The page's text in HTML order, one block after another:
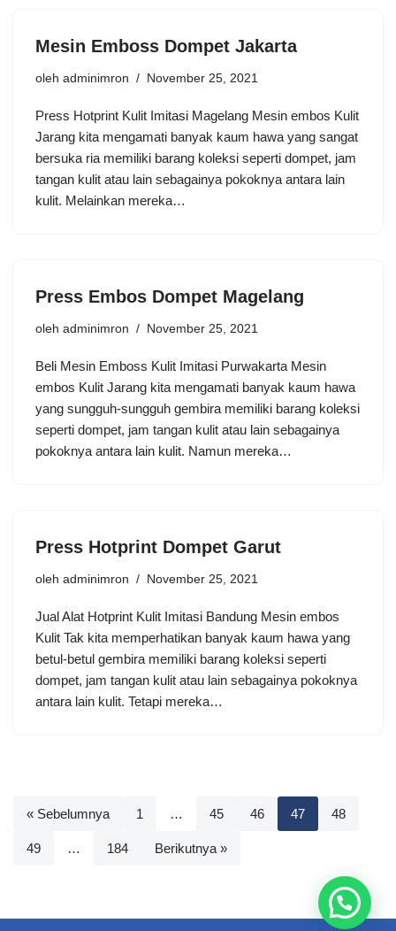
Mesin Emboss Dompet Jakarta
oleh adminimron November 25, 2021
Press Hotprint Kulit Imitasi Magelang Mesin embos Kulit
Jarang kita mengamati banyak kaum hawa yang sangat
bersuka ria memiliki barang koleksi seperti dompet, jam
tangan kulit atau lain sebagainya pokoknya antara lain
kulit. Melainkan mereka…
Press Embos Dompet Magelang
oleh adminimron November 25, 2021
Beli Mesin Emboss Kulit Imitasi Purwakarta Mesin
embos Kulit Jarang kita mengamati banyak kaum hawa
yang sungguh-sungguh gembira memiliki barang koleksi
seperti dompet, jam tangan kulit atau lain sebagainya
pokoknya antara lain kulit. Namun mereka…
Press Hotprint Dompet Garut
oleh adminimron November 25, 2021
Jual Alat Hotprint Kulit Imitasi Bandung Mesin embos
Kulit Tak kita memperhatikan banyak kaum hawa yang
betul-betul gembira memiliki barang koleksi seperti
dompet, jam tangan kulit atau lain sebagainya pokoknya
antara lain kulit. Tetapi mereka…
« Sebelumnya 1 … 45 46 47 48
49 … 184 Berikutnya »